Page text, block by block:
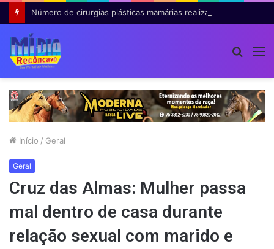
Início / Geral
Geral
Cruz das Almas: Mulher passa
mal dentro de casa durante
relação sexual com marido e